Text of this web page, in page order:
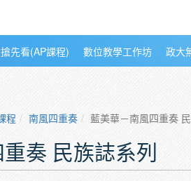
先看(AP課程) 數位教學工作坊 政大
程 南風四重奏 藍美華－南風四重奏
奏 民族誌系列